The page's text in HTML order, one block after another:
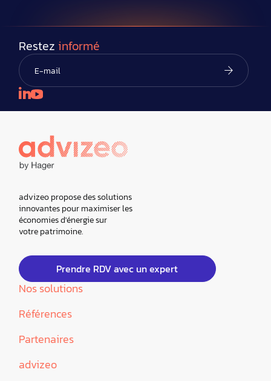
Restez informé
advizeo propose des solutions
innovantes pour maximiser les
économies d'énergie sur
votre patrimoine.
Prendre RDV avec un expert
Nos solutions
Références
Partenaires
advizeo